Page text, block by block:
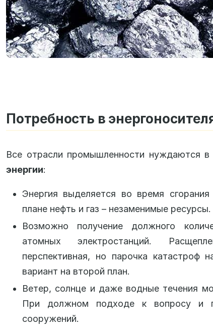
Потребность в
Все отрасли промышленности нуждаются в
энергии:
Энергия выделяется во время
плане нефть и газ – незаменимые ресурсы.
Возможно получение должного
атомных электростанций.
перспективная, но парочка катастроф
вариант на второй план.
Ветер, солнце и даже водные течения
При должном подходе к вопросу и
сооружений.